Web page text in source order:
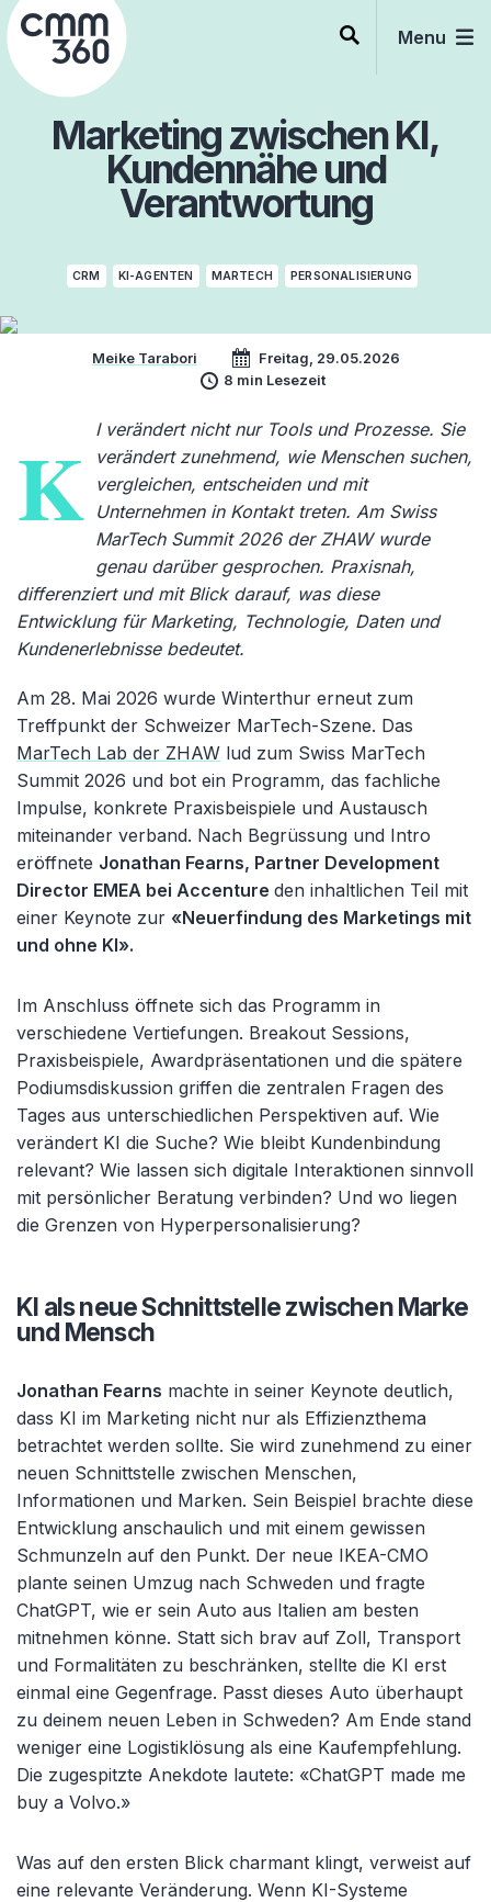
Skip
to
content
Menu
Marketing zwischen KI,
Kundennähe und
Verantwortung
CRM KI-AGENTEN MARTECH PERSONALISIERUNG
Meike Tarabori
Freitag, 29.05.2026
8 min Lesezeit
K I verändert nicht nur Tools und Prozesse. Sie
verändert zunehmend, wie Menschen suchen,
vergleichen, entscheiden und mit
Unternehmen in Kontakt treten. Am Swiss
MarTech Summit 2026 der ZHAW wurde
genau darüber gesprochen. Praxisnah,
differenziert und mit Blick darauf, was diese
Entwicklung für Marketing, Technologie, Daten und
Kundenerlebnisse bedeutet.
Am 28. Mai 2026 wurde Winterthur erneut zum
Treffpunkt der Schweizer MarTech-Szene. Das
MarTech Lab der ZHAW lud zum Swiss MarTech
Summit 2026 und bot ein Programm, das fachliche
Impulse, konkrete Praxisbeispiele und Austausch
miteinander verband. Nach Begrüssung und Intro
eröffnete Jonathan Fearns, Partner Development
Director EMEA bei Accenture den inhaltlichen Teil mit
einer Keynote zur «Neuerfindung des Marketings mit
und ohne KI».
Im Anschluss öffnete sich das Programm in
verschiedene Vertiefungen. Breakout Sessions,
Praxisbeispiele, Awardpräsentationen und die spätere
Podiumsdiskussion griffen die zentralen Fragen des
Tages aus unterschiedlichen Perspektiven auf. Wie
verändert KI die Suche? Wie bleibt Kundenbindung
relevant? Wie lassen sich digitale Interaktionen sinnvoll
mit persönlicher Beratung verbinden? Und wo liegen
die Grenzen von Hyperpersonalisierung?
KI als neue Schnittstelle zwischen Marke
und Mensch
Jonathan Fearns machte in seiner Keynote deutlich,
dass KI im Marketing nicht nur als Effizienzthema
betrachtet werden sollte. Sie wird zunehmend zu einer
neuen Schnittstelle zwischen Menschen,
Informationen und Marken. Sein Beispiel brachte diese
Entwicklung anschaulich und mit einem gewissen
Schmunzeln auf den Punkt. Der neue IKEA-CMO
plante seinen Umzug nach Schweden und fragte
ChatGPT, wie er sein Auto aus Italien am besten
mitnehmen könne. Statt sich brav auf Zoll, Transport
und Formalitäten zu beschränken, stellte die KI erst
einmal eine Gegenfrage. Passt dieses Auto überhaupt
zu deinem neuen Leben in Schweden? Am Ende stand
weniger eine Logistiklösung als eine Kaufempfehlung.
Die zugespitzte Anekdote lautete: «ChatGPT made me
buy a Volvo.»
Was auf den ersten Blick charmant klingt, verweist auf
eine relevante Veränderung. Wenn KI-Systeme